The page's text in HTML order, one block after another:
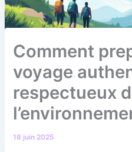
Comment
voyage
respectueux
18 juin 2025